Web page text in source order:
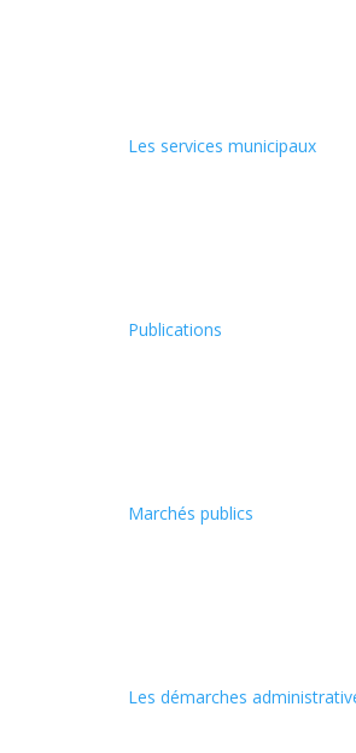
Les services municipaux
Publications
Marchés publics
Les démarches